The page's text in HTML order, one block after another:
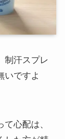
制汗スプレ
いですよ
心配は、